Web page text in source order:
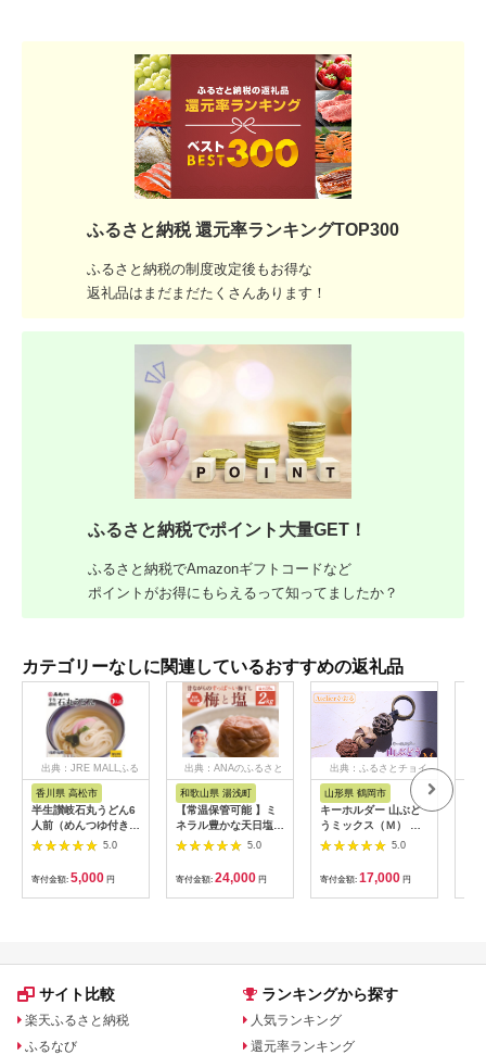
ふるさと納税 還元率ランキングTOP300
ふるさと納税の制度改定後もお得な
返礼品はまだまだたくさんあります！
ふるさと納税でポイント大量GET！
ふるさと納税でAmazonギフトコードなど
ポイントがお得にもらえるって知ってましたか？
カテゴリーなしに関連しているおすすめの返礼品
出典：JRE MALLふる
さと納税
香川県 高松市
半生讃岐石丸うどん6
人前（めんつゆ付き）
麺300g×2袋
5.0
寄付金額: 5,000 円
出典：ANAのふるさと
和歌山県 湯浅町
【常温保管可能 】ミ
ネラル豊かな天日塩だ
けで漬けた無添加梅干
し2kg 梅ボーイズ｜
B201_EP6024
5.0
寄付金額: 24,000 円
出典：ふるさとチョイ
山形県 鶴岡市
キーホルダー 山ぶど
うミックス（Ｍ） 山
形県鶴岡市 アトリエ
かおる | 山葡萄 雑貨
キーホルダー ギフト
贈り物 お取り寄せ 返
礼品
5.0
寄付金額: 17,000 円
サイト比較
楽天ふるさと納税
ふるなび
ランキングから探す
人気ランキング
還元率ランキング